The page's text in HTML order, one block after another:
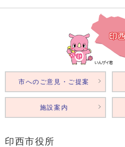
印西市役所
市へのご意見・ご提案
施設案内